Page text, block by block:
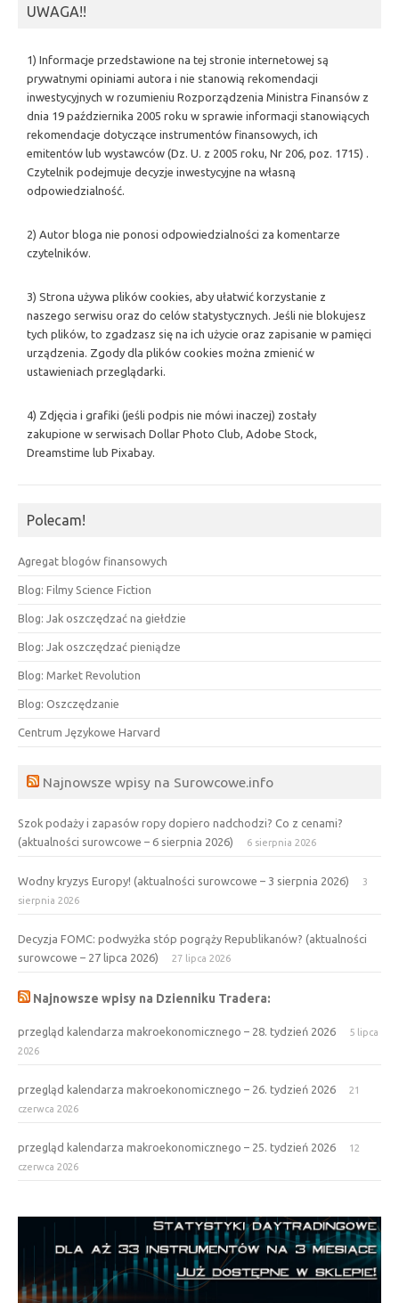
UWAGA!!
1) Informacje przedstawione na tej stronie internetowej są
prywatnymi opiniami autora i nie stanowią rekomendacji
inwestycyjnych w rozumieniu Rozporządzenia Ministra Finansów z
dnia 19 października 2005 roku w sprawie informacji stanowiących
rekomendacje dotyczące instrumentów finansowych, ich
emitentów lub wystawców (Dz. U. z 2005 roku, Nr 206, poz. 1715) .
Czytelnik podejmuje decyzje inwestycyjne na własną
odpowiedzialność.
2) Autor bloga nie ponosi odpowiedzialności za komentarze
czytelników.
3) Strona używa plików cookies, aby ułatwić korzystanie z
naszego serwisu oraz do celów statystycznych. Jeśli nie blokujesz
tych plików, to zgadzasz się na ich użycie oraz zapisanie w pamięci
urządzenia. Zgody dla plików cookies można zmienić w
ustawieniach przeglądarki.
4) Zdjęcia i grafiki (jeśli podpis nie mówi inaczej) zostały
zakupione w serwisach Dollar Photo Club, Adobe Stock,
Dreamstime lub Pixabay.
Polecam!
Agregat blogów finansowych
Blog: Filmy Science Fiction
Blog: Jak oszczędzać na giełdzie
Blog: Jak oszczędzać pieniądze
Blog: Market Revolution
Blog: Oszczędzanie
Centrum Językowe Harvard
Najnowsze wpisy na Surowcowe.info
Szok podaży i zapasów ropy dopiero nadchodzi? Co z cenami?
(aktualności surowcowe – 6 sierpnia 2026)
6 sierpnia 2026
Wodny kryzys Europy! (aktualności surowcowe – 3 sierpnia 2026)
3
sierpnia 2026
Decyzja FOMC: podwyżka stóp pogrąży Republikanów? (aktualności
surowcowe – 27 lipca 2026)
27 lipca 2026
Najnowsze wpisy na Dzienniku Tradera:
przegląd kalendarza makroekonomicznego – 28. tydzień 2026
5 lipca
2026
przegląd kalendarza makroekonomicznego – 26. tydzień 2026
21
czerwca 2026
przegląd kalendarza makroekonomicznego – 25. tydzień 2026
12
czerwca 2026